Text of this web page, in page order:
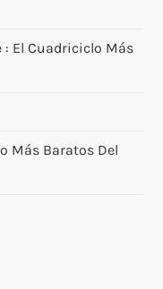
: El Cuadriciclo Más
Más Baratos Del